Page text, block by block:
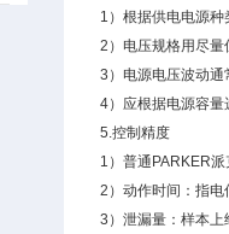
1）根据供电电源种
2）电压规格用尽量
3）电源电压波动
4）应根据电源容量
5.控制精度
1）普通PARKER
2）动作时间：指电
3）泄漏量：样本上